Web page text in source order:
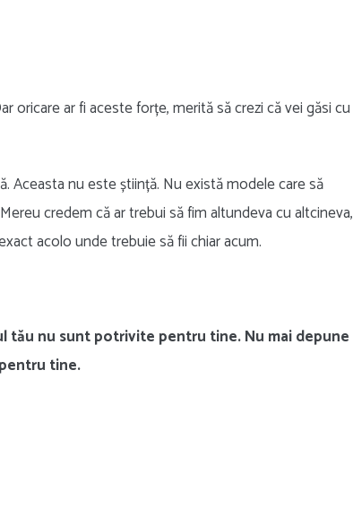
oricare ar fi aceste forțe, merită să crezi că vei găsi cu
Aceasta nu este știință. Nu există modele care să
credem că ar trebui să fim altundeva cu altcineva,
acolo unde trebuie să fii chiar acum.
tău nu sunt potrivite pentru tine. Nu mai depune
tine.